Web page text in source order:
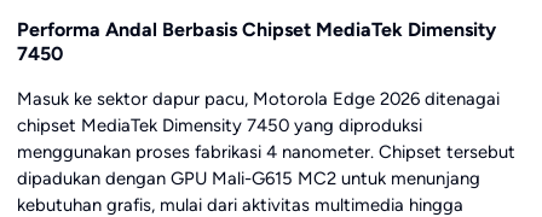
Performa Andal Berbasis Chipset MediaTek Dimensity
7450
Masuk ke sektor dapur pacu, Motorola Edge 2026 ditenagai
chipset MediaTek Dimensity 7450 yang diproduksi
menggunakan proses fabrikasi 4 nanometer. Chipset tersebut
dipadukan dengan GPU Mali-G615 MC2 untuk menunjang
kebutuhan grafis, mulai dari aktivitas multimedia hingga